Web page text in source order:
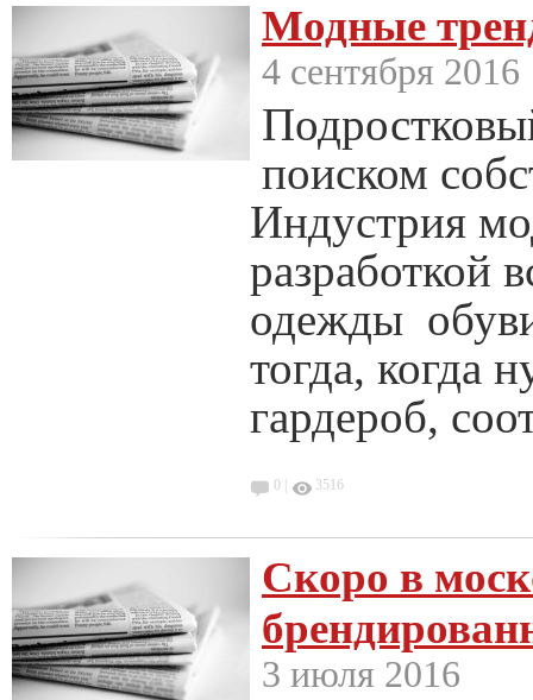
Модные
4 сентября 2016
поиском
Индустрия
разработкой
одежды
тогда, когда
гардероб,
0 | 3516
Скоро в
3 июля 2016